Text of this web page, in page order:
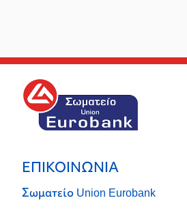
ΕΠΙΚΟΙΝΩΝΙΑ
Σωματείο Union Eurobank